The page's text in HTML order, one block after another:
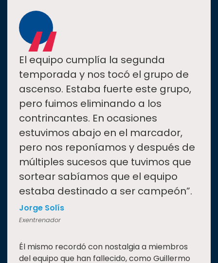
“
El equipo cumplía la segunda
temporada y nos tocó el grupo de
ascenso. Estaba fuerte este grupo,
pero fuimos eliminando a los
contrincantes. En ocasiones
estuvimos abajo en el marcador,
pero nos reponíamos y después de
múltiples sucesos que tuvimos que
sortear sabíamos que el equipo
estaba destinado a ser campeón”.
Jorge Solís
Exentrenador
Él mismo recordó con nostalgia a miembros
del equipo que han fallecido, como Guillermo